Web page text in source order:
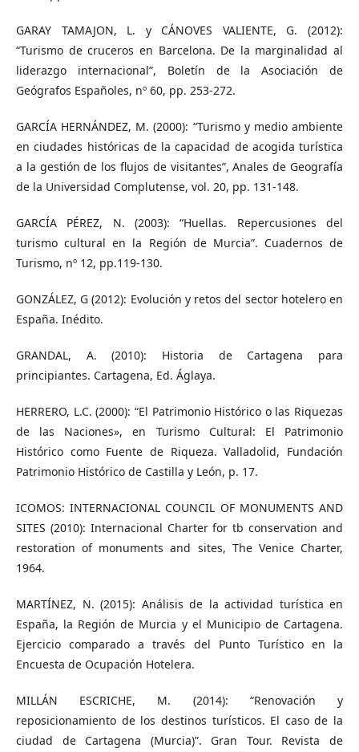
GARAY TAMAJON, L. y CÁNOVES VALIENTE, G. (2012):
“Turismo de cruceros en Barcelona. De la marginalidad al
liderazgo internacional”, Boletín de la Asociación de
Geógrafos Españoles, nº 60, pp. 253-272.
GARCÍA HERNÁNDEZ, M. (2000): “Turismo y medio ambiente
en ciudades históricas de la capacidad de acogida turística
a la gestión de los flujos de visitantes”, Anales de Geografía
de la Universidad Complutense, vol. 20, pp. 131-148.
GARCÍA PÉREZ, N. (2003): “Huellas. Repercusiones del
turismo cultural en la Región de Murcia”. Cuadernos de
Turismo, nº 12, pp.119-130.
GONZÁLEZ, G (2012): Evolución y retos del sector hotelero en
España. Inédito.
GRANDAL, A. (2010): Historia de Cartagena para
principiantes. Cartagena, Ed. Áglaya.
HERRERO, L.C. (2000): “El Patrimonio Histórico o las Riquezas
de las Naciones», en Turismo Cultural: El Patrimonio
Histórico como Fuente de Riqueza. Valladolid, Fundación
Patrimonio Histórico de Castilla y León, p. 17.
ICOMOS: INTERNACIONAL COUNCIL OF MONUMENTS AND
SITES (2010): Internacional Charter for tb conservation and
restoration of monuments and sites, The Venice Charter,
1964.
MARTÍNEZ, N. (2015): Análisis de la actividad turística en
España, la Región de Murcia y el Municipio de Cartagena.
Ejercicio comparado a través del Punto Turístico en la
Encuesta de Ocupación Hotelera.
MILLÁN ESCRICHE, M. (2014): “Renovación y
reposicionamiento de los destinos turísticos. El caso de la
ciudad de Cartagena (Murcia)”. Gran Tour. Revista de